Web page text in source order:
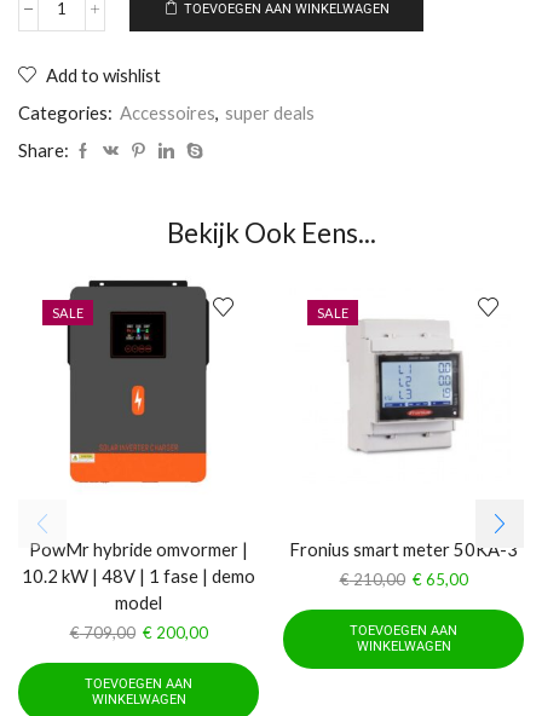
TOEVOEGEN AAN WINKELWAGEN
Add to wishlist
Categories: Accessoires, super deals
Share:
Bekijk Ook Eens...
SALE
PowMr hybride omvormer |
10.2 kW | 48V | 1 fase | demo
model
€709,00 €200,00
TOEVOEGEN AAN
WINKELWAGEN
SALE
Fronius smart meter 50KA-3
€210,00 €65,00
TOEVOEGEN AAN
WINKELWAGEN